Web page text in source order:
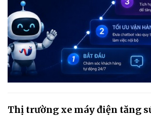
Thị trường xe máy điện tăng